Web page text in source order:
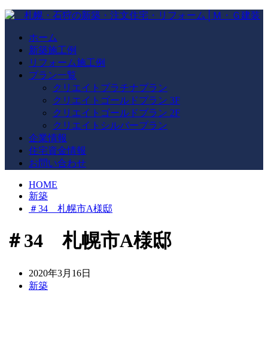
ホーム
新築施工例
リフォーム施工例
プラン一覧
クリエイトプラチナプラン
クリエイトゴールドプラン 3F
クリエイトゴールドプラン 2F
クリエイトシルバープラン
企業情報
住宅資金情報
お問い合わせ
HOME
新築
＃34 札幌市A様邸
＃34 札幌市A様邸
2020年3月16日
新築